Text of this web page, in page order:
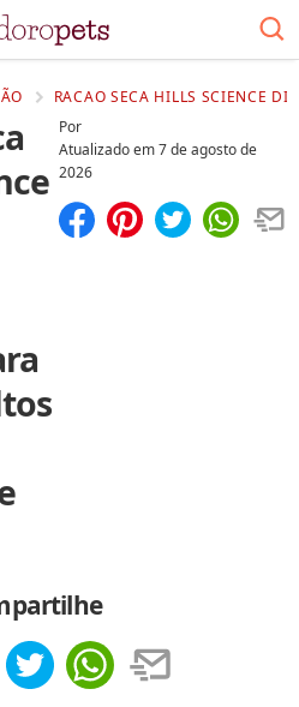
RACAO SECA HILLS SCIENCE
Por
Atualizado em7 de agosto de
2026